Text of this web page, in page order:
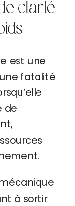
clarté
est une
fatalité.
de
à sortir